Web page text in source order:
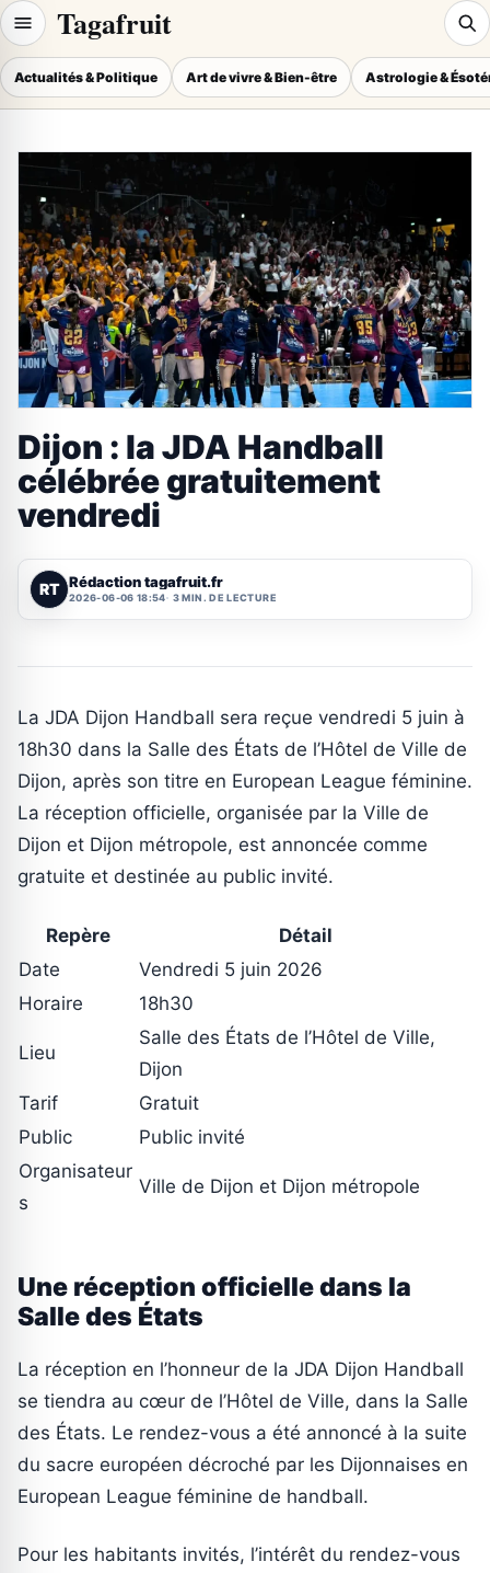
Tagafruit
Actualités & Politique Art de vivre & Bien-être Astrologie &
Dijon : la JDA Handball
célébrée gratuitement
vendredi
RT Rédaction tagafruit.fr
2026-06-06 18:54 3 MIN. DE LECTURE
La JDA Dijon Handball sera reçue vendredi 5 juin à
18h30 dans la Salle des États de l’Hôtel de Ville de
Dijon, après son titre en European League féminine.
La réception officielle, organisée par la Ville de
Dijon et Dijon métropole, est annoncée comme
gratuite et destinée au public invité.
Repère
Détail
Date
Vendredi 5 juin 2026
Horaire
18h30
Lieu
Salle des États de l’Hôtel de Ville,
Dijon
Tarif
Gratuit
Public
Public invité
Organisateur
s
Ville de Dijon et Dijon métropole
Une réception officielle dans la
Salle des États
La réception en l’honneur de la JDA Dijon Handball
se tiendra au cœur de l’Hôtel de Ville, dans la Salle
des États. Le rendez-vous a été annoncé à la suite
du sacre européen décroché par les Dijonnaises en
European League féminine de handball.
Pour les habitants invités, l’intérêt du rendez-vous